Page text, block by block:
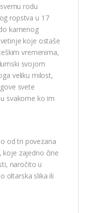
rodu
ropstva u 17
kamenog
koje ostaše
vremenima,
svojom
veliku milost,
svete
svakome ko im
od tri povezana
koje zajedno čine
naročito u
oltarska slika ili